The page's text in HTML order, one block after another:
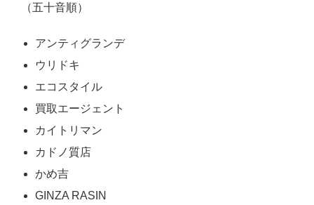
（五十音順）
アンティグランデ
ウリドキ
エコスタイル
買取エージェント
カイトリマン
カドノ質店
かめ吉
GINZA RASIN